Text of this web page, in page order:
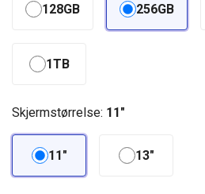
128GB 256GB
1TB
Skjermstørrelse: 11"
11" 13"